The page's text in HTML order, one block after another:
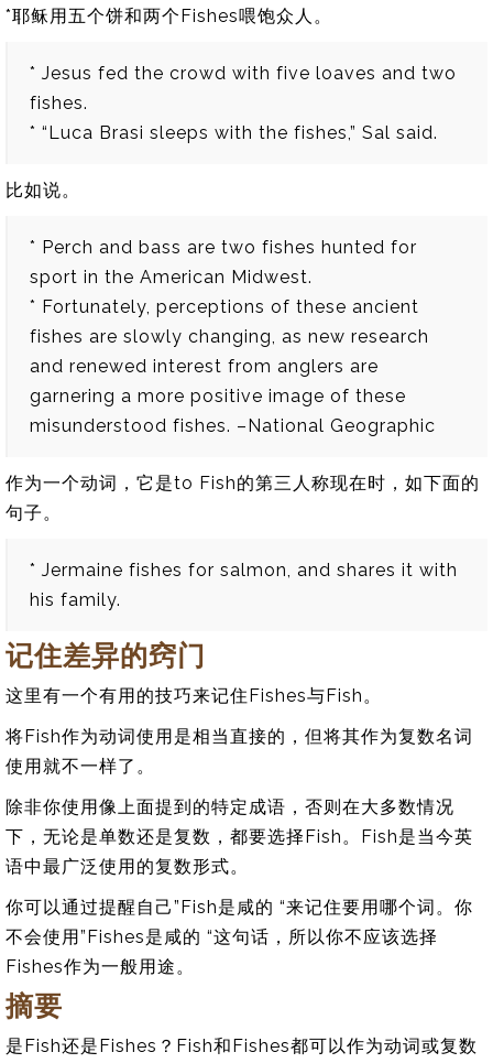
*耶稣用五个饼和两个Fishes喂饱众人。
* Jesus fed the crowd with five loaves and two
fishes.
* “Luca Brasi sleeps with the fishes,” Sal said.
比如说。
* Perch and bass are two fishes hunted for
sport in the American Midwest.
* Fortunately, perceptions of these ancient
fishes are slowly changing, as new research
and renewed interest from anglers are
garnering a more positive image of these
misunderstood fishes. –National Geographic
作为一个动词，它是to Fish的第三人称现在时，如下面的
句子。
* Jermaine fishes for salmon, and shares it with
his family.
记住差异的窍门
这里有一个有用的技巧来记住Fishes与Fish。
将Fish作为动词使用是相当直接的，但将其作为复数名词
使用就不一样了。
除非你使用像上面提到的特定成语，否则在大多数情况
下，无论是单数还是复数，都要选择Fish。Fish是当今英
语中最广泛使用的复数形式。
你可以通过提醒自己”Fish是咸的 “来记住要用哪个词。你
不会使用”Fishes是咸的 “这句话，所以你不应该选择
Fishes作为一般用途。
摘要
是Fish还是Fishes？Fish和Fishes都可以作为动词或复数